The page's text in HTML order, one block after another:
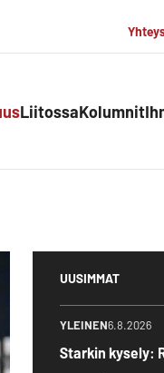
LiitossaKolumnit
UUSIMMAT
YLEINEN6.8.2026
Starkin kysely: